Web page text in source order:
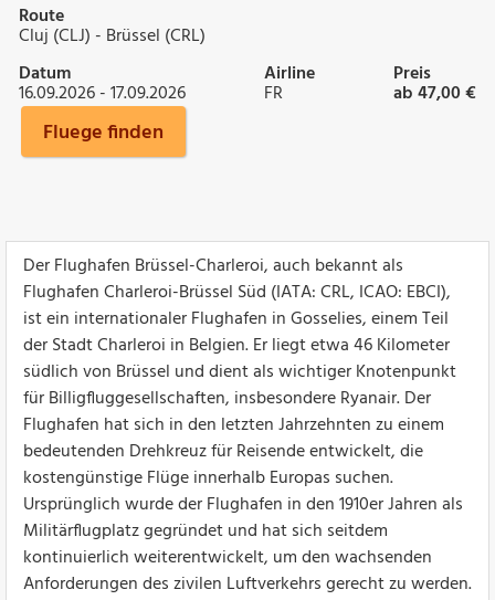
Route
Cluj (CLJ) - Brüssel (CRL)
Datum
16.09.2026 - 17.09.2026
Airline
FR
Preis
ab 47,00 €
Fluege finden
Der Flughafen Brüssel-Charleroi, auch bekannt als
Flughafen Charleroi-Brüssel Süd (IATA: CRL, ICAO: EBCI),
ist ein internationaler Flughafen in Gosselies, einem Teil
der Stadt Charleroi in Belgien. Er liegt etwa 46 Kilometer
südlich von Brüssel und dient als wichtiger Knotenpunkt
für Billigfluggesellschaften, insbesondere Ryanair. Der
Flughafen hat sich in den letzten Jahrzehnten zu einem
bedeutenden Drehkreuz für Reisende entwickelt, die
kostengünstige Flüge innerhalb Europas suchen.
Ursprünglich wurde der Flughafen in den 1910er Jahren als
Militärflugplatz gegründet und hat sich seitdem
kontinuierlich weiterentwickelt, um den wachsenden
Anforderungen des zivilen Luftverkehrs gerecht zu werden.